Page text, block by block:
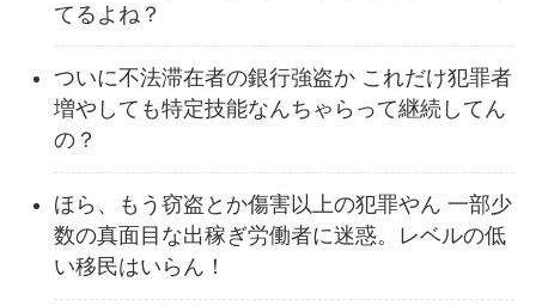
てるよね？
ついに不法滞在者の銀行強盗か これだけ犯罪者
増やしても特定技能なんちゃらって継続してん
の？
ほら、もう窃盗とか傷害以上の犯罪やん 一部少
数の真面目な出稼ぎ労働者に迷惑。レベルの低
い移民はいらん！